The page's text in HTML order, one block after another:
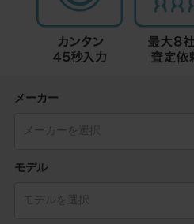
メーカー
モデル